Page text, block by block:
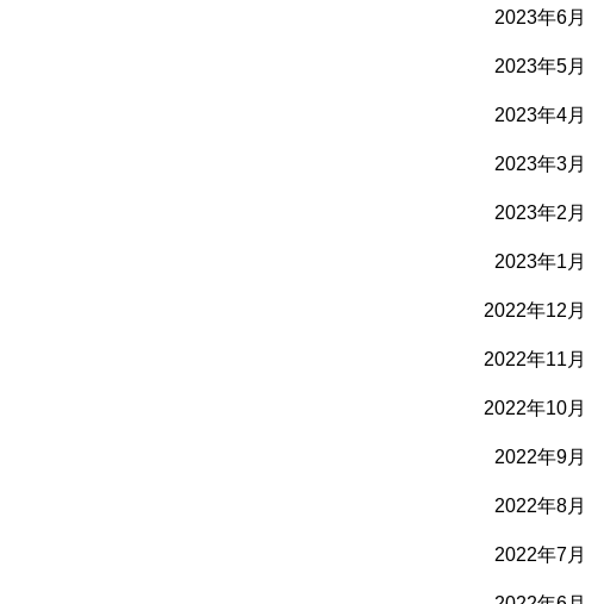
2023年6月
2023年5月
2023年4月
2023年3月
2023年2月
2023年1月
2022年12月
2022年11月
2022年10月
2022年9月
2022年8月
2022年7月